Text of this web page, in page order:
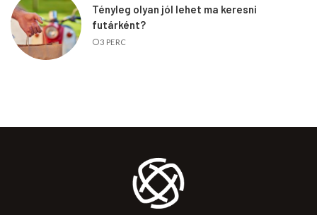
Tényleg olyan jól lehet ma keresni
futárként?
3 PERC